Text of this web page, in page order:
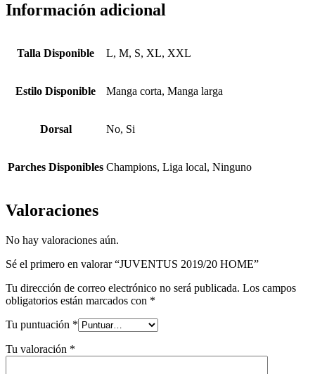
Información adicional
Talla Disponible L, M, S, XL, XXL
Estilo Disponible Manga corta, Manga larga
Dorsal No, Si
Parches Disponibles Champions, Liga local, Ninguno
Valoraciones
No hay valoraciones aún.
Sé el primero en valorar “JUVENTUS 2019/20 HOME”
Tu dirección de correo electrónico no será publicada. Los campos
obligatorios están marcados con *
Tu puntuación *
Tu valoración *